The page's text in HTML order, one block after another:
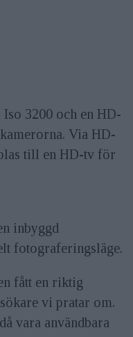
3200 och en HD-
Via HD-
till en HD-tv för
inbyggd
fotograferingsläge.
fått en riktig
vi pratar om.
vara användbara